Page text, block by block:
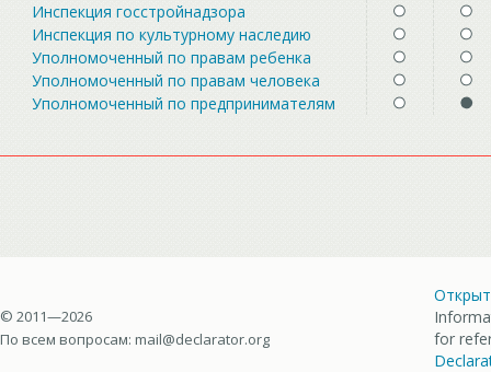
Инспекция госстройнадзора
Инспекция по культурному наследию
Уполномоченный по правам ребенка
Уполномоченный по правам человека
Уполномоченный по предпринимателям
© 2011—2026
По всем вопросам: mail@declarator.org
for